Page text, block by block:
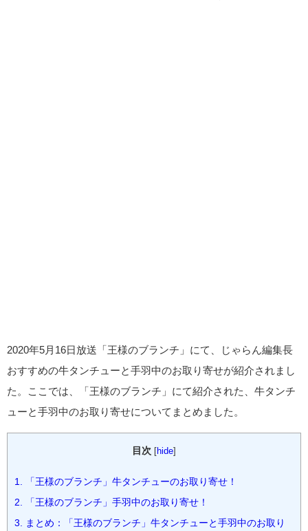
2020年5月16日放送「王様のブランチ」にて、じゃらん編集長
おすすめの牛タンチューと手羽中のお取り寄せが紹介されまし
た。ここでは、「王様のブランチ」にて紹介された、牛タンチ
ューと手羽中のお取り寄せについてまとめました。
目次 [hide]
1. 「王様のブランチ」牛タンチューのお取り寄せ！
2. 「王様のブランチ」手羽中のお取り寄せ！
3. まとめ：「王様のブランチ」牛タンチューと手羽中のお取り